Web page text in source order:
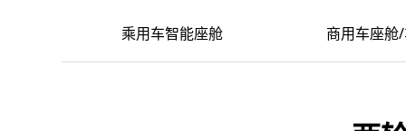
乘用车智能座舱 商用车座舱